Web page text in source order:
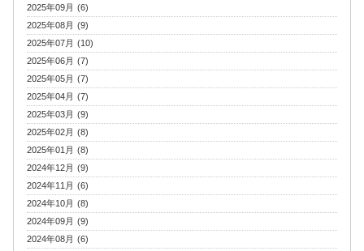
2025年09月 (6)
2025年08月 (9)
2025年07月 (10)
2025年06月 (7)
2025年05月 (7)
2025年04月 (7)
2025年03月 (9)
2025年02月 (8)
2025年01月 (8)
2024年12月 (9)
2024年11月 (6)
2024年10月 (8)
2024年09月 (9)
2024年08月 (6)